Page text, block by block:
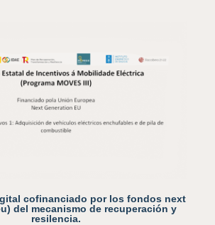
cofinanciado por los fondos next
del mecanismo de recuperación y
resilencia.